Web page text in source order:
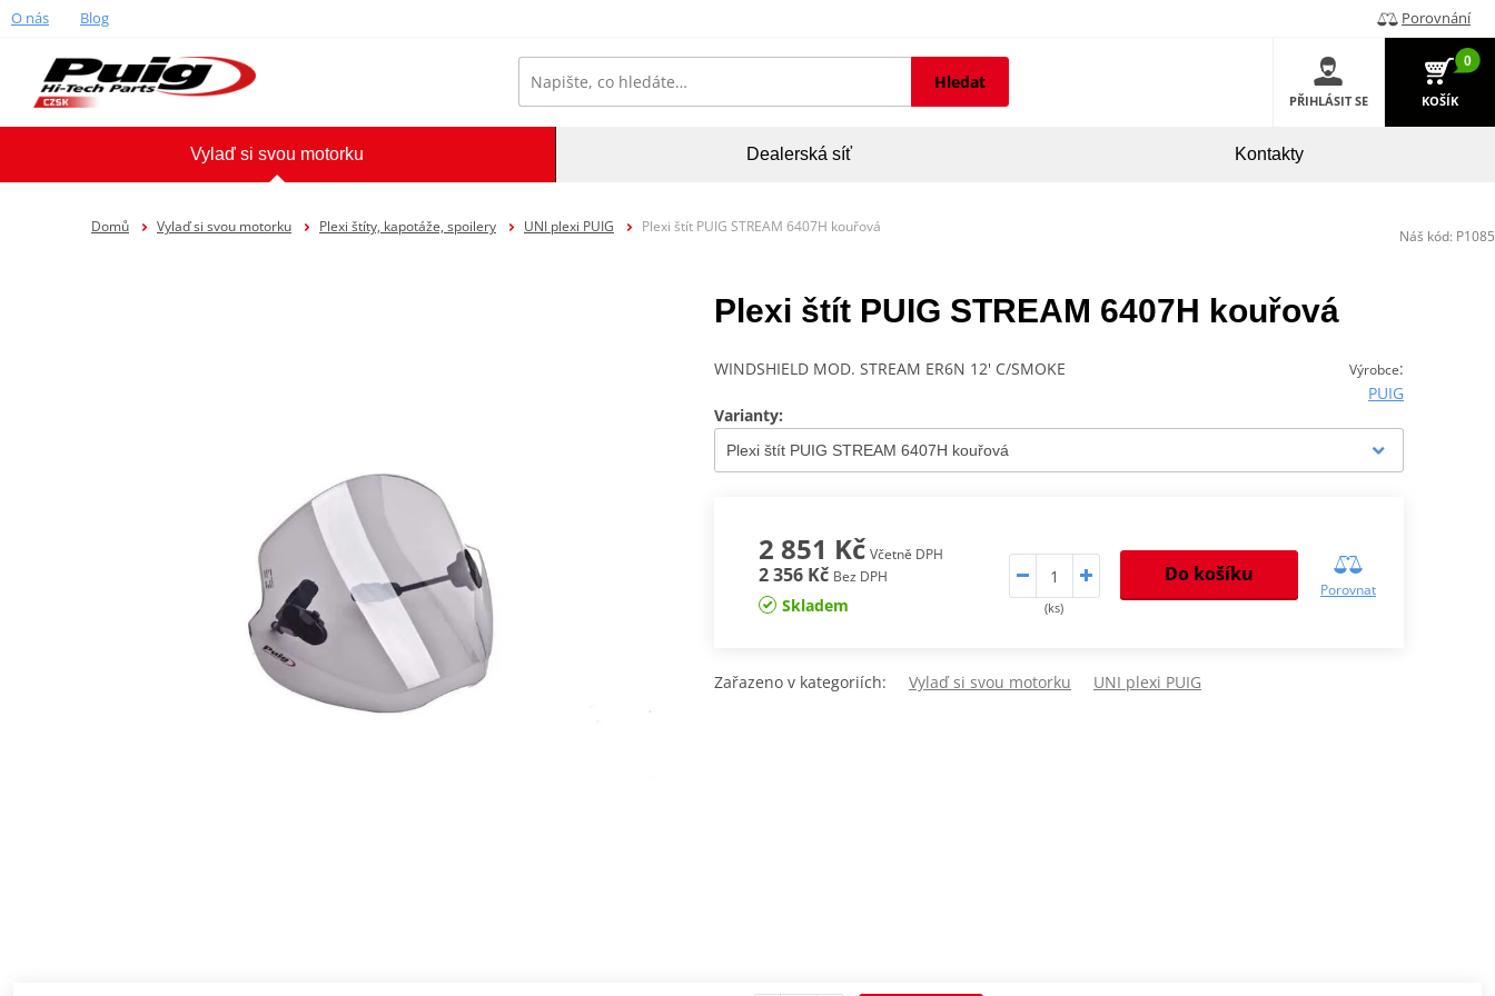
O nás Blog Porovnání
Hledat
PŘIHLÁSIT SE
0
KOŠÍK
Vylaď si svou motorku Dealerská síť Kontakty
Domů Vylaď si svou motorku Plexi štíty, kapotáže, spoilery UNI plexi PUIG Plexi štít PUIG STREAM 6407H kouřová
Plexi štít PUIG STREAM 6407H kouřová
Výrobce:
PUIG
WINDSHIELD MOD. STREAM ER6N 12' C/SMOKE
Varianty:
2 851 Kč Včetně DPH
2 356 Kč Bez DPH
Skladem (ks)
Do košíku
Porovnat
Zařazeno v kategoriích: Vylaď si svou motorku UNI plexi PUIG
Náš kód: P1085